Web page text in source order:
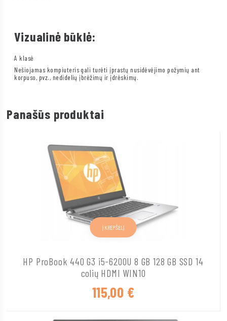
Vizualinė būklė:
A klasė
Nešiojamas kompiuteris gali turėti įprastų nusidėvėjimo požymių ant
korpuso, pvz., nedidelių įbrėžimų ir įdrėskimų.
Panašūs produktai
HP ProBook 440 G3 i5-6200U 8 GB 128 GB SSD 14
colių HDMI WIN10
115,00 €
Į KREPŠELĮ